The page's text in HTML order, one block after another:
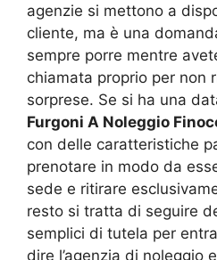
agenzie si mettono a
cliente, ma è una
sempre porre mentre
chiamata proprio per non
sorprese. Se si ha una
Furgoni A Noleggio
con delle caratteristiche
prenotare in modo da
sede e ritirare
resto si tratta di seguire
semplici di tutela per
dire l’agenzia di noleggio